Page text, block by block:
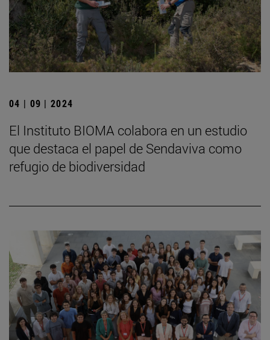
04 | 09 | 2024
El Instituto BIOMA colabora en un estudio
que destaca el papel de Sendaviva como
refugio de biodiversidad